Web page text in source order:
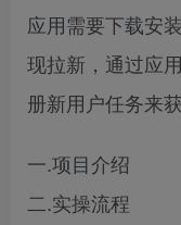
应用需要下载安
现拉新，通过应
册新用户任务来
一.项目介绍
二.实操流程